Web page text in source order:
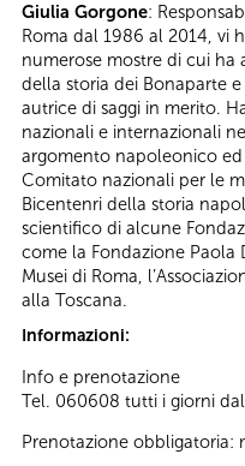
Giulia Gorgone:
Roma dal 1986 al 2014, vi
numerose mostre di cui
della storia dei Bonaparte
autrice di saggi in merito.
nazionali e internazionali
argomento napoleonico
Comitato nazionali per le
Bicentenri della storia
scientifico di alcune
come la Fondazione Paola
Musei di Roma,
alla Toscana.
Informazioni:
Info e prenotazione
Tel. 060608 tutti i giorni
Prenotazione obbligatoria: